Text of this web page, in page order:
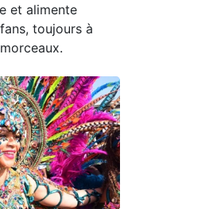
et alimente
toujours à